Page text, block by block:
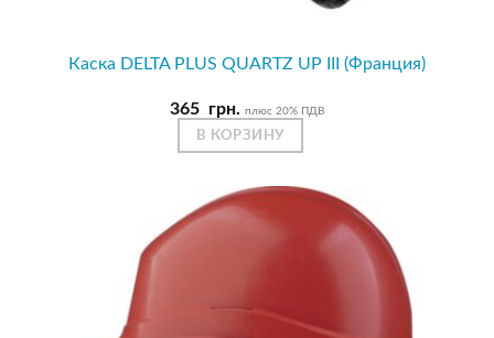
Каска DELTA PLUS QUARTZ UP III (Франция)
365 грн. плюс 20% ПДВ
В КОРЗИНУ